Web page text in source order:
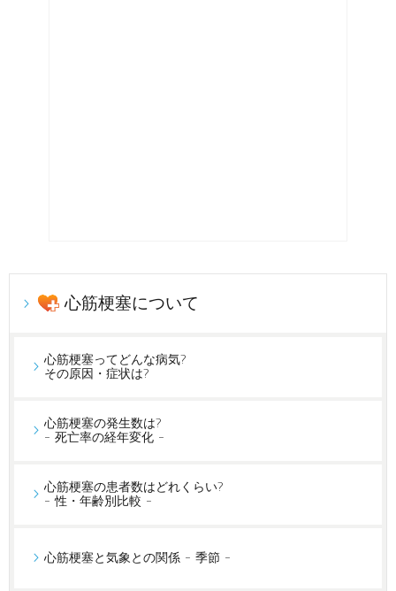
心筋梗塞について
心筋梗塞ってどんな病気?
その原因・症状は?
心筋梗塞の発生数は?
- 死亡率の経年変化 -
心筋梗塞の患者数はどれくらい?
- 性・年齢別比較 -
心筋梗塞と気象との関係 - 季節 -